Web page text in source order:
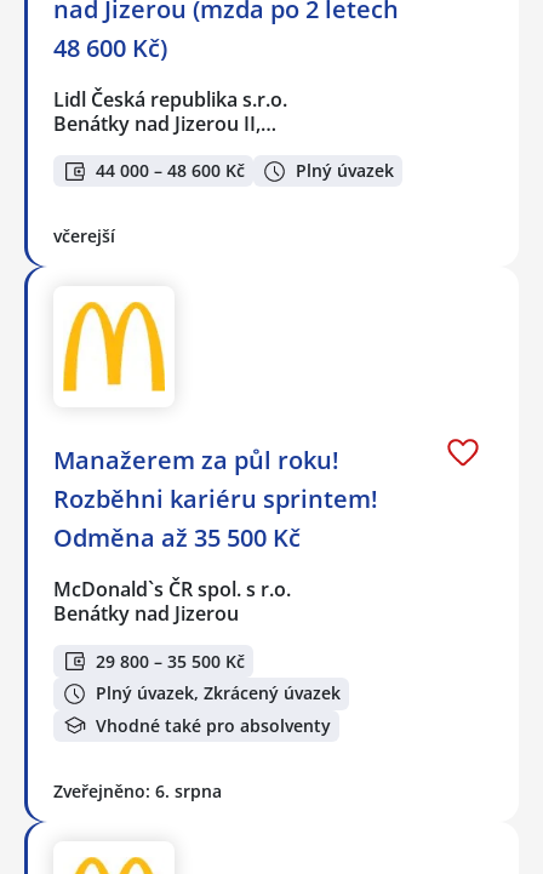
nad Jizerou (mzda po 2 letech
48 600 Kč)
Lidl Česká republika s.r.o.
Benátky nad Jizerou II,…
44 000 – 48 600 Kč Plný úvazek
včerejší
Manažerem za půl roku!
Rozběhni kariéru sprintem!
Odměna až 35 500 Kč
McDonald`s ČR spol. s r.o.
Benátky nad Jizerou
29 800 – 35 500 Kč
Plný úvazek, Zkrácený úvazek
Vhodné také pro absolventy
Zveřejněno: 6. srpna